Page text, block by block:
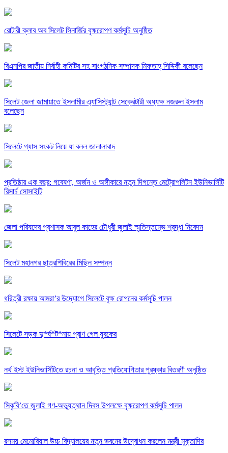
রোটারী ক্লাব অব সিলেট সিনার্জির বৃক্ষরোপণ কর্মসূচি অনুষ্ঠিত
বিএনপির জাতীয় নির্বাহী কমিটির সহ সাংগঠনিক সম্পাদক মিফতাহ্ সিদ্দিকী বলেছেন
সিলেট জেলা জামায়াতে ইসলামীর এ্যাসিস্ট্যান্ট সেক্রেটারী অধ্যক্ষ নজরুল ইসলাম
বলেছেন
সিলেটে গ্যাস সংকট নিয়ে যা বলল জালালাবাদ
প্রতিষ্ঠার এক বছর: গবেষণা, অর্জন ও অঙ্গীকারে নতুন দিগন্তে মেট্রোপলিটন ইউনিভার্সিটি
রিসার্চ সোসাইটি
জেলা পরিষদের প্রশাসক আবুল কাহের চৌধুরী জুলাই স্মৃতিস্তম্ভে শ্রদ্ধা নিবেদন
সিলেট মহানগর ছাত্রশিবিরের মিছিল সম্পন্ন
ধরিত্রী রক্ষায় আমরা’র উদ্যোগে সিলেটে বৃক্ষ রোপনের কর্মসূচি পালন
সিলেটে সড়ক দু*র্ঘ*ট*নায় প্রাণ গেল যুবকের
নর্থ ইস্ট ইউনিভার্সিটিতে রচনা ও আবৃত্তি প্রতিযোগিতার পুরষ্কার বিতরণী অনুষ্ঠিত
সিকৃবি’তে জুলাই গণ-অভ্যুত্থান দিবস উপলক্ষে বৃক্ষরোপণ কর্মসুচি পালন
রসময় মেমোরিয়াল উচ্চ বিদ্যালয়ের নতুন ভবনের উদ্বোধন করলেন মন্ত্রী মুক্তাদির